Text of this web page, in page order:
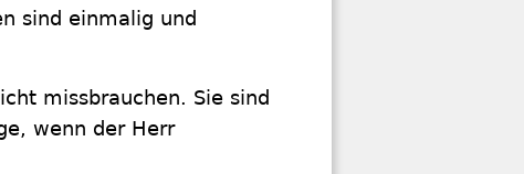
sind einmalig und
missbrauchen. Sie sind
wenn der Herr